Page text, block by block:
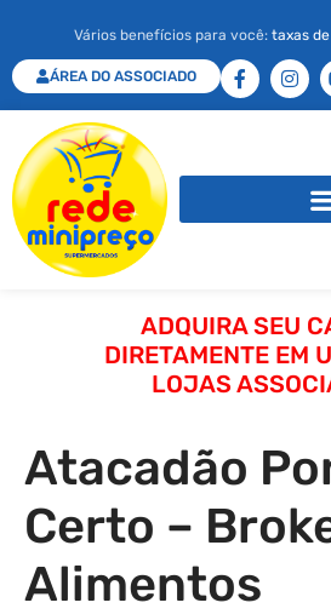
Vários benefícios para você: taxas
ÁREA DO ASSOCIADO
ADQUIRA SEU
DIRETAMENTE EM
LOJAS
Atacadão
Certo –
Alimentos